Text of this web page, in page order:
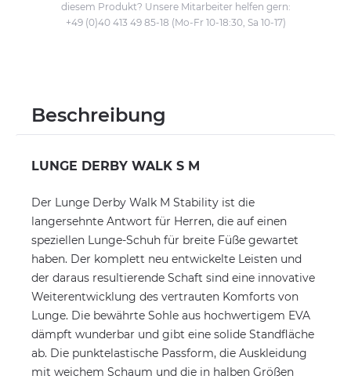
diesem Produkt? Unsere Mitarbeiter helfen gern:
+49 (0)40 413 49 85-18 (Mo-Fr 10-18:30, Sa 10-17)
Beschreibung
LUNGE DERBY WALK S M
Der Lunge Derby Walk M Stability ist die
langersehnte Antwort für Herren, die auf einen
speziellen Lunge-Schuh für breite Füße gewartet
haben. Der komplett neu entwickelte Leisten und
der daraus resultierende Schaft sind eine innovative
Weiterentwicklung des vertrauten Komforts von
Lunge. Die bewährte Sohle aus hochwertigem EVA
dämpft wunderbar und gibt eine solide Standfläche
ab. Die punktelastische Passform, die Auskleidung
mit weichem Schaum und die in halben Größen